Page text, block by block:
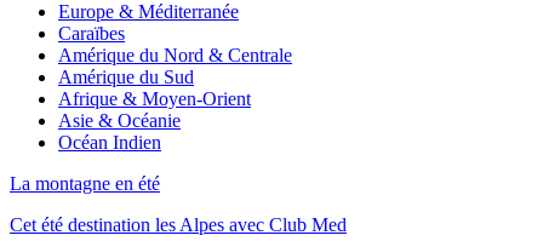
Europe & Méditerranée
Caraïbes
Amérique du Nord & Centrale
Amérique du Sud
Afrique & Moyen-Orient
Asie & Océanie
Océan Indien
La montagne en été
Cet été destination les Alpes avec Club Med